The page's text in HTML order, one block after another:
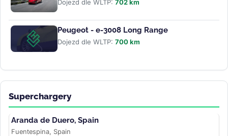
Dojezd dle WLTP: 702 km
Peugeot - e-3008 Long Range
Dojezd dle WLTP: 700 km
Superchargery
Aranda de Duero, Spain
Fuentespina, Spain